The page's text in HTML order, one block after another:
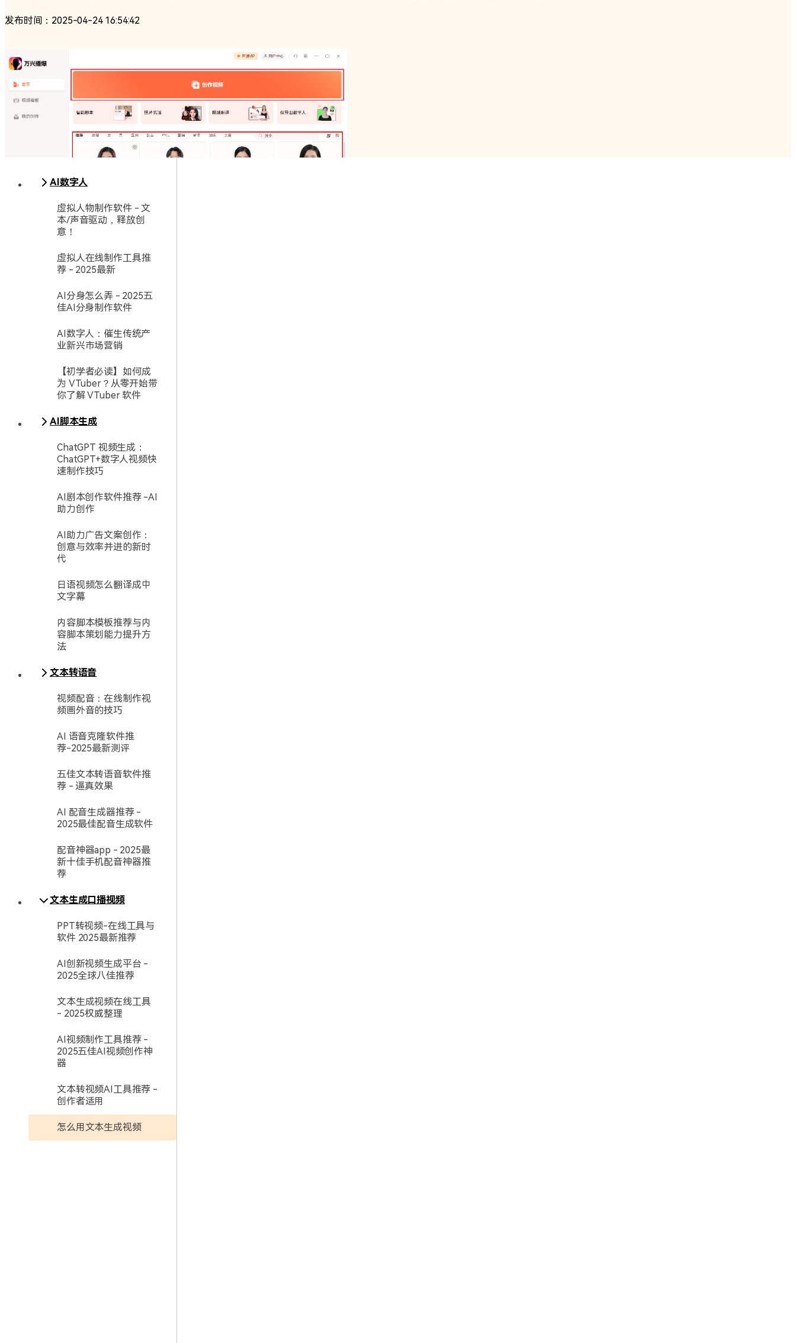
发布时间：2025-04-24 16:54:42
AI数字人
虚拟人物制作软件 - 文
本/声音驱动，释放创
意！
虚拟人在线制作工具推
荐 - 2025最新
AI分身怎么弄 - 2025五
佳AI分身制作软件
AI数字人：催生传统产
业新兴市场营销
【初学者必读】如何成
为 VTuber？从零开始带
你了解 VTuber 软件
AI脚本生成
ChatGPT 视频生成：
ChatGPT+数字人视频快
速制作技巧
AI剧本创作软件推荐 -AI
助力创作
AI助力广告文案创作：
创意与效率并进的新时
代
日语视频怎么翻译成中
文字幕
内容脚本模板推荐与内
容脚本策划能力提升方
法
文本转语音
视频配音：在线制作视
频画外音的技巧
AI 语音克隆软件推
荐-2025最新测评
五佳文本转语音软件推
荐 - 逼真效果
AI 配音生成器推荐 -
2025最佳配音生成软件
配音神器app - 2025最
新十佳手机配音神器推
荐
文本生成口播视频
PPT转视频-在线工具与
软件 2025最新推荐
AI创新视频生成平台 -
2025全球八佳推荐
文本生成视频在线工具
- 2025权威整理
AI视频制作工具推荐 -
2025五佳AI视频创作神
器
文本转视频AI工具推荐 -
创作者适用
怎么用文本生成视频